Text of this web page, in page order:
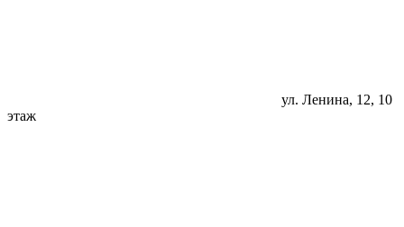
ул. Ленина, 12, 10
этаж